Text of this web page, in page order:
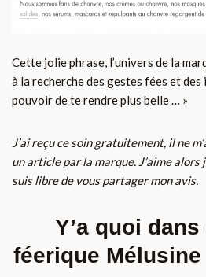
Cette jolie phrase, l’univers de la
à la recherche des gestes fées et
pouvoir de te rendre plus belle … »
J’ai reçu ce soin gratuitement, il ne
un article par la marque. J’aime
suis libre de vous partager mon avis.
Y’a quoi
féerique